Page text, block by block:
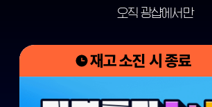
오직 광샵에서만
재고 소진 시 종료